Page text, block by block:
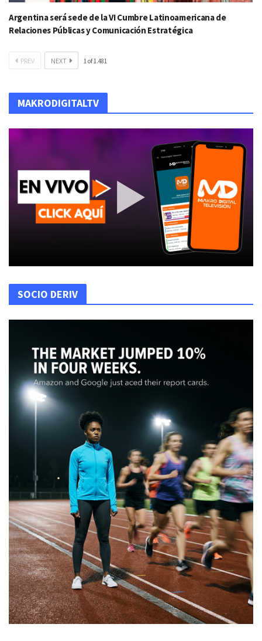
Argentina será sede de la VI Cumbre Latinoamericana de
Relaciones Públicas y Comunicación Estratégica
PREV NEXT 1of1.481
MAKRODIGITALTV
SOCIO DERIV